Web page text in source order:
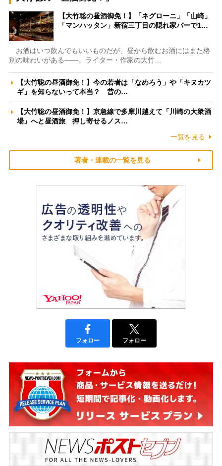
【大竹聡の昼酒御免！】「ネグローニ」「山崎」
「マンハッタン」新宿三丁目の隠れ家バーで1…
お酒はいつ飲んでもいいものだが、昼から飲むお酒にはまた格
別の味わいがある――。ライター・作家の大竹…
【大竹聡の昼酒御免！】今の若者は「なめろう」や「キヌカツ
ギ」を知らないって本当？ 昔の…
【大竹聡の昼酒御免！】京急線で多摩川越えて「川崎の大衆酒
場」へと昼酒旅 押し寄せるノス…
一覧を見る
著者・連載の一覧を見る
フォロー フォロー